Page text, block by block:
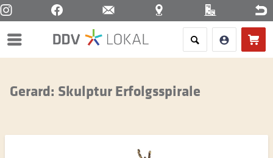
Menü
Gerard: Skulptur Erfolgsspirale